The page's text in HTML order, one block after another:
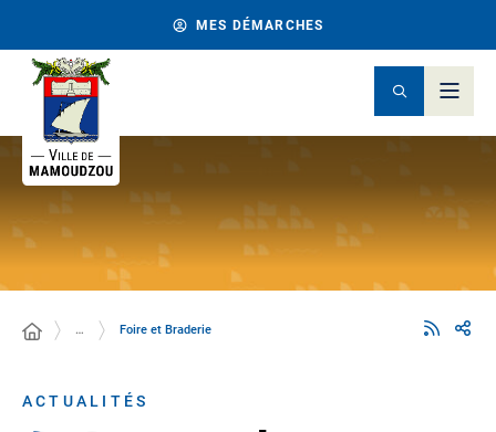
MES DÉMARCHES
… Foire et Braderie
ACTUALITÉS